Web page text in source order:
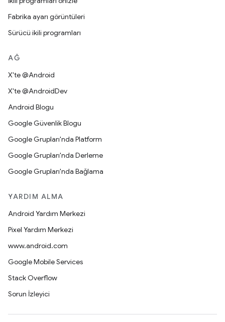
Fabrika ayarı görüntüleri
Sürücü ikili programları
AĞ
X'te @Android
X'te @AndroidDev
Android Blogu
Google Güvenlik Blogu
Google Grupları'nda Platform
Google Grupları'nda Derleme
Google Grupları'nda Bağlama
YARDIM ALMA
Android Yardım Merkezi
Pixel Yardım Merkezi
www.android.com
Google Mobile Services
Stack Overflow
Sorun İzleyici